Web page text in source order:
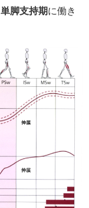
単脚支持期に働き